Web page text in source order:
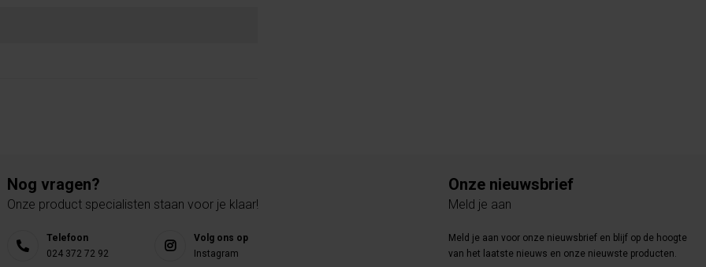
Nog vragen?
Onze product specialisten staan voor je klaar!
Telefoon
024 372 72 92
Volg ons op
Instagram
Onze nieuwsbrief
Meld je aan
Meld je aan voor onze nieuwsbrief en blijf op de hoogte
van het laatste nieuws en onze nieuwste producten.